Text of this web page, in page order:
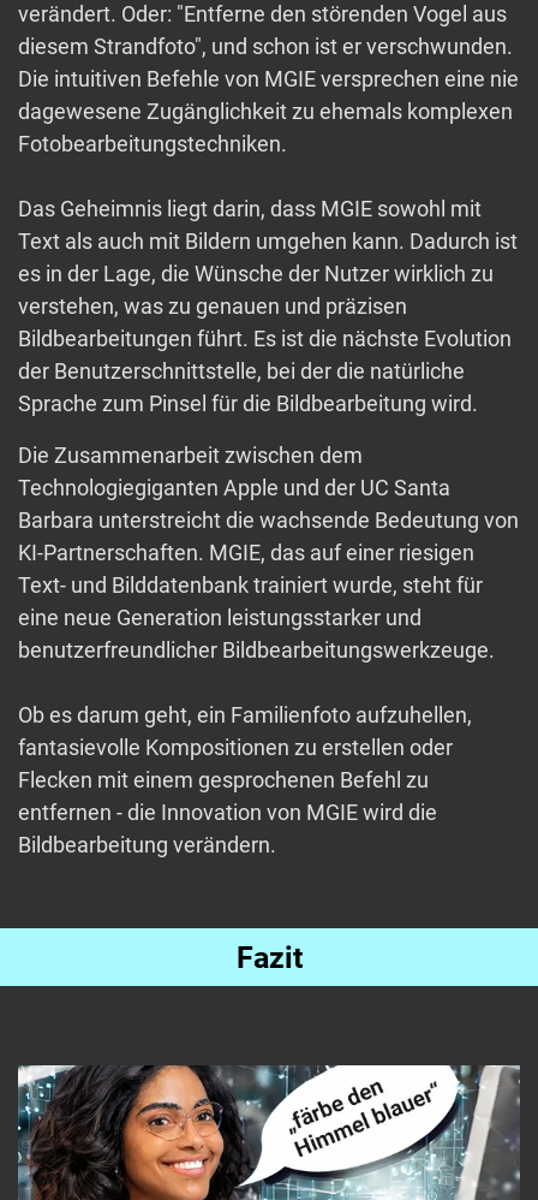
verändert. Oder: "Entferne den störenden Vogel aus
diesem Strandfoto", und schon ist er verschwunden.
Die intuitiven Befehle von MGIE versprechen eine nie
dagewesene Zugänglichkeit zu ehemals komplexen
Fotobearbeitungstechniken.
Das Geheimnis liegt darin, dass MGIE sowohl mit
Text als auch mit Bildern umgehen kann. Dadurch ist
es in der Lage, die Wünsche der Nutzer wirklich zu
verstehen, was zu genauen und präzisen
Bildbearbeitungen führt. Es ist die nächste Evolution
der Benutzerschnittstelle, bei der die natürliche
Sprache zum Pinsel für die Bildbearbeitung wird.
Die Zusammenarbeit zwischen dem
Technologiegiganten Apple und der UC Santa
Barbara unterstreicht die wachsende Bedeutung von
KI-Partnerschaften. MGIE, das auf einer riesigen
Text- und Bilddatenbank trainiert wurde, steht für
eine neue Generation leistungsstarker und
benutzerfreundlicher Bildbearbeitungswerkzeuge.
Ob es darum geht, ein Familienfoto aufzuhellen,
fantasievolle Kompositionen zu erstellen oder
Flecken mit einem gesprochenen Befehl zu
entfernen - die Innovation von MGIE wird die
Bildbearbeitung verändern.
Fazit